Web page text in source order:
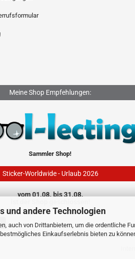
und andere Technologien
auch von Drittanbietern, um die ordentliche
Einkaufserlebnis bieten zu
Meine Shop Empfehlungen:
Sammler Shop!
Sticker-Worldwide - Urlaub 2026
vom 01.08. bis 31.08.